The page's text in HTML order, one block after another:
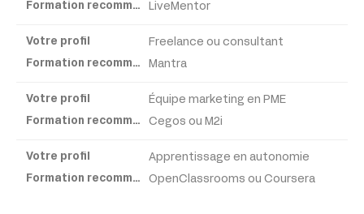
LiveMentor
Freelance ou consultant
Mantra
Équipe marketing en PME
Cegos ou M2i
Apprentissage en autonomie
OpenClassrooms ou Coursera